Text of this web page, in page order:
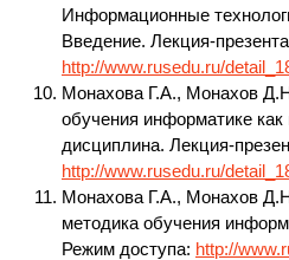
Информационные
Введение. Лекция-
http://www.rusedu.ru/
Монахова Г.А., Монахов
обучения информатике как
дисциплина. Лекция-
http://www.rusedu.ru/
Монахова Г.А., Монахов
методика обучения
Режим доступа: http://